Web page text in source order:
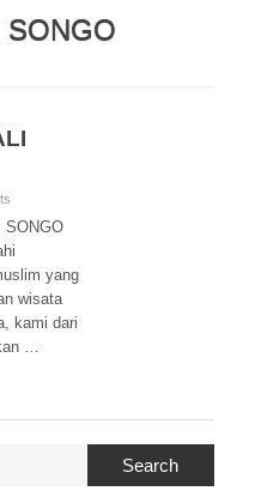
SONGO
SONGO
yang
wisata
kami dari
…
Search